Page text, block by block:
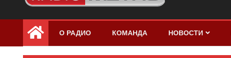
Радио МЕТРО
бесплатно в хорошем качестве Санкт-
Петербург и Россия
О РАДИО КОМАНДА НОВОСТИ